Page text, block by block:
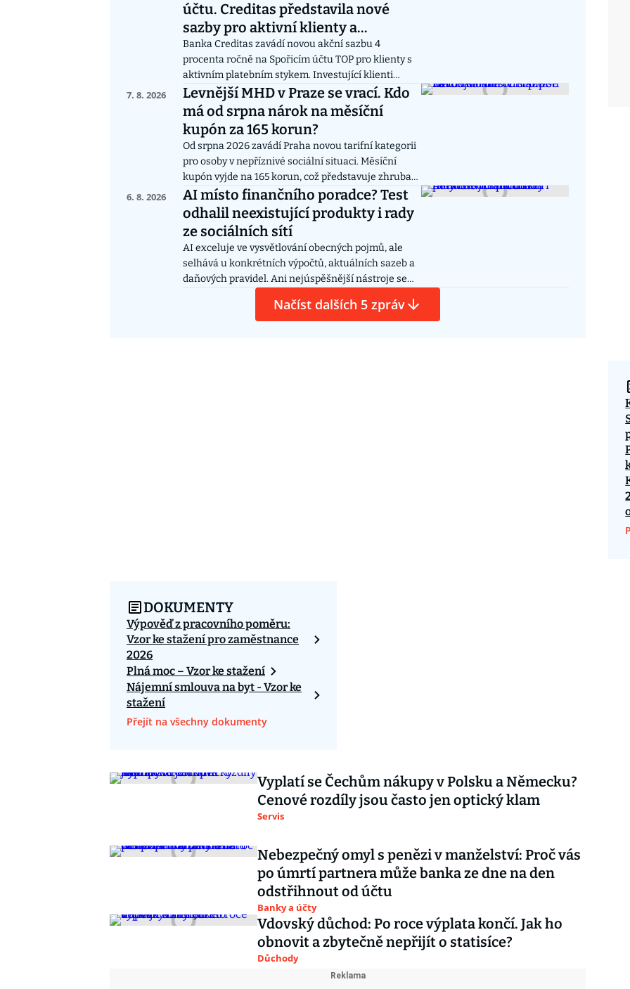
účtu. Creditas představila nové
sazby pro aktivní klienty a
investory
Banka Creditas zavádí novou akční sazbu 4
procenta ročně na Spořicím účtu TOP pro klienty s
aktivním platebním stykem. Investující klienti
mohou dosáhnout na maximální zhodnocení ve
výši 4,25 procenta ročně. Zůstatky nad 500 tisíc
korun jsou nově úročeny nadstandardní sazbou 3,3
procenta bez dalších podmínek.
7. 8. 2026
Levnější MHD v Praze se vrací. Kdo
má od srpna nárok na měsíční
kupón za 165 korun?
Od srpna 2026 zavádí Praha novou tarifní kategorii
pro osoby v nepříznivé sociální situaci. Měsíční
kupón vyjde na 165 korun, což představuje zhruba
70procentní slevu oproti běžnému předplatnému.
Nárok je vázán na pobírání „složky na živobytí“ v
rámci nového systému sociální pomoci.
6. 8. 2026
AI místo finančního poradce? Test
odhalil neexistující produkty i rady
ze sociálních sítí
AI exceluje ve vysvětlování obecných pojmů, ale
selhává u konkrétních výpočtů, aktuálních sazeb a
daňových pravidel. Ani nejúspěšnější nástroje se
produktů nebo odkazování na neaktuální
poradenské služby. Některé modely při tvorbě
Načíst dalších 5 zpráv
DOKUMENTY
Výpověď z pracovního poměru:
Vzor ke stažení pro zaměstnance
2026
Plná moc – Vzor ke stažení
Nájemní smlouva na byt - Vzor ke
stažení
Přejít na všechny dokumenty
Vyplatí se Čechům nákupy v Polsku a Německu?
Cenové rozdíly jsou často jen optický klam
Servis
Nebezpečný omyl s penězi v manželství: Proč vás
po úmrtí partnera může banka ze dne na den
odstřihnout od účtu
Banky a účty
Vdovský důchod: Po roce výplata končí. Jak ho
obnovit a zbytečně nepřijít o statisíce?
Důchody